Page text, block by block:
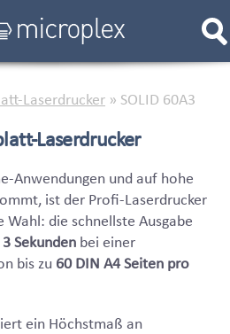
Laserdrucker » SOLID 60A3
Laserdrucker
Anwendungen und auf hohe
ist der Profi-Laserdrucker
Wahl: die schnellste Ausgabe
3 Sekunden bei einer
bis zu 60 DIN A4 Seiten pro
ein Höchstmaß an